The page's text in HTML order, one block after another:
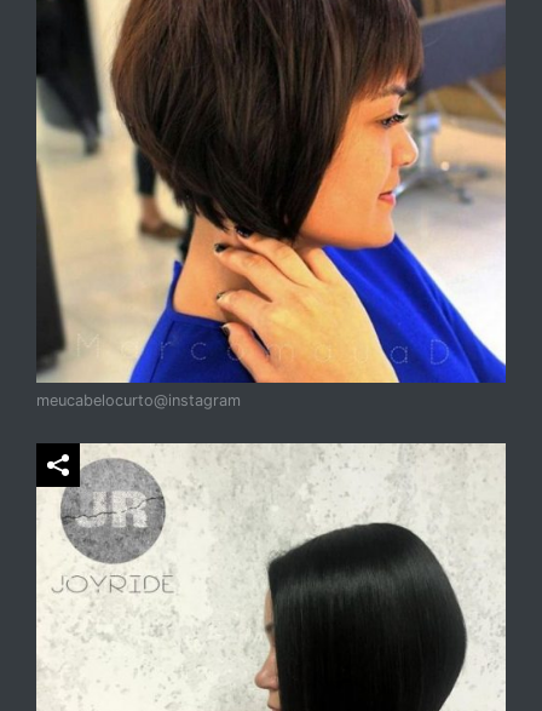
meucabelocurto@instagram